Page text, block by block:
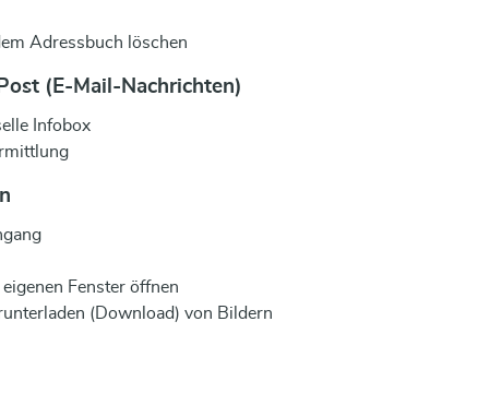
Adressbuch löschen
(E-Mail-Nachrichten)
Infobox
Fenster öffnen
(Download) von Bildern